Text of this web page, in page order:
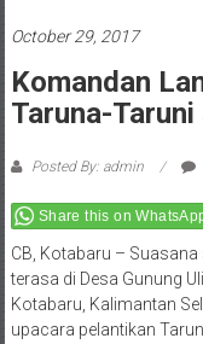
October 29, 2017
Komandan
Taruna-
Posted By: admin
Share this on
CB, Kotabaru –
terasa di Desa Gunung
Kotabaru, Kalimantan
upacara pelantikan